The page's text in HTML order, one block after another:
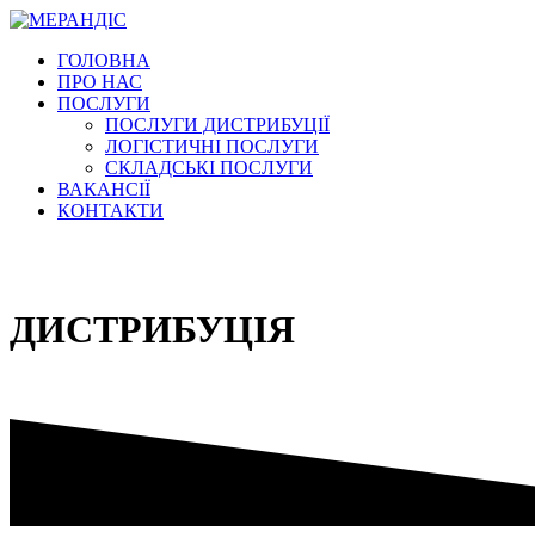
Перейти
содержимому
ГОЛОВНА
ПРО НАС
ПОСЛУГИ
ПОСЛУГИ ДИСТРИБУЦІЇ
ЛОГІСТИЧНІ ПОСЛУГИ
СКЛАДСЬКІ ПОСЛУГИ
ВАКАНСІЇ
КОНТАКТИ
ДИСТРИБУЦІЯ